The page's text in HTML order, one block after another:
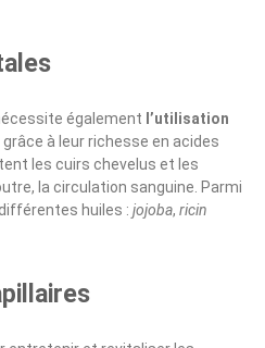
également l’utilisation
grâce à leur richesse en acides
les cuirs chevelus et les
la circulation sanguine. Parmi
huiles : jojoba, ricin